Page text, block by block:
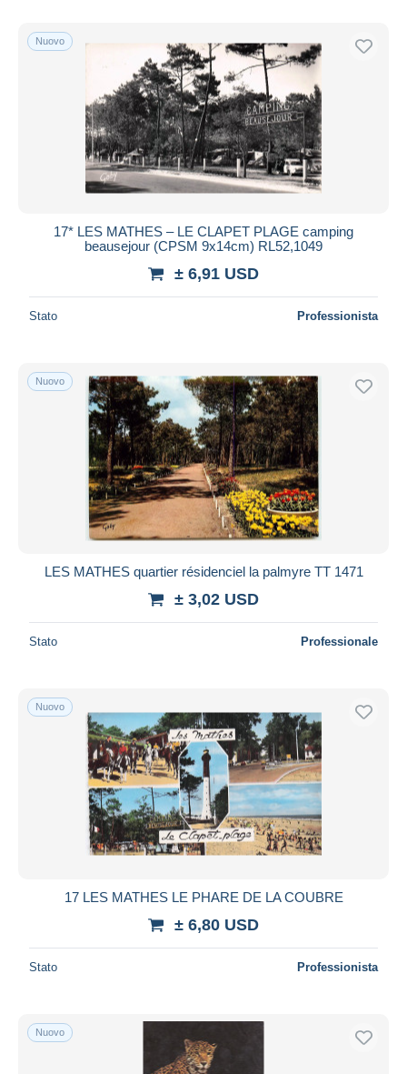
Nuovo
17* LES MATHES – LE CLAPET PLAGE camping
beausejour (CPSM 9x14cm) RL52,1049
± 6,91 USD
Stato Professionista
Nuovo
LES MATHES quartier résidenciel la palmyre TT 1471
± 3,02 USD
Stato Professionale
Nuovo
17 LES MATHES LE PHARE DE LA COUBRE
± 6,80 USD
Stato Professionista
Nuovo